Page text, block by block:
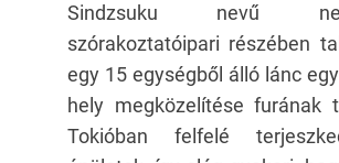
Sindzsuku nevű
szórakoztatóipari részében
egy 15 egységből álló lánc
hely megközelítése furának
Tokióban felfelé